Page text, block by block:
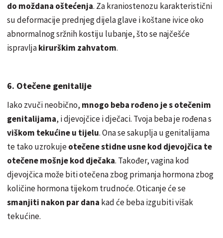
do moždana oštećenja. Za kraniostenozu karakteristični
su deformacije prednjeg dijela glave i koštane ivice oko
abnormalnog sržnih kostiju lubanje, što se najčešće
ispravljakirurškim zahvatom.
6. Otečene genitalije
Iako zvuči neobično, mnogo beba rođeno je s otečenim
genitalijama, i djevojčice i dječaci. Tvoja beba je rođena s
viškom tekućine u tijelu. Ona se sakuplja u genitalijama
te tako uzrokujeotečene stidne usne kod djevojčica te
otečene mošnje kod dječaka. Također, vagina kod
djevojčica može biti otečena zbog primanja hormona zbog
količine hormona tijekom trudnoće. Oticanje će se
smanjiti nakon par dana kad će beba izgubiti višak
tekućine.